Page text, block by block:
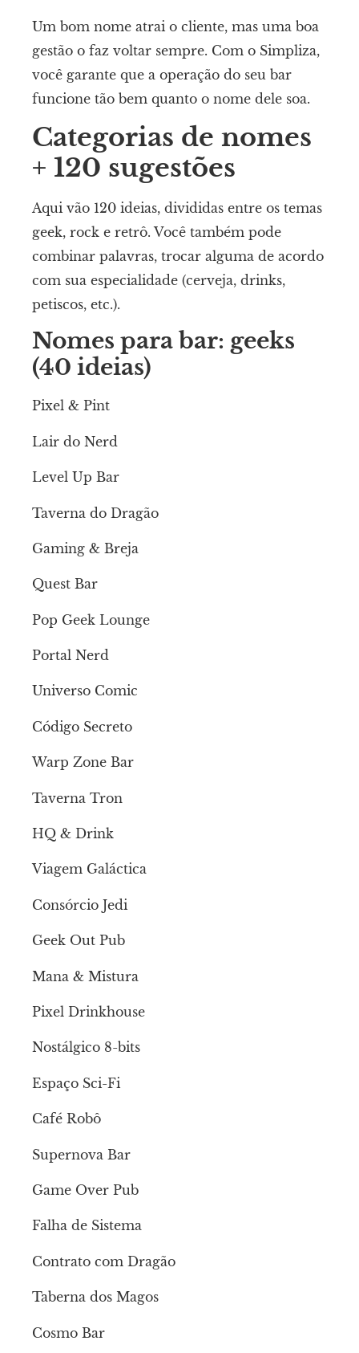
Um bom nome atrai o cliente, mas uma boa
gestão o faz voltar sempre. Com o Simpliza,
você garante que a operação do seu bar
funcione tão bem quanto o nome dele soa.
Categorias de nomes
+ 120 sugestões
Aqui vão 120 ideias, divididas entre os temas
geek, rock e retrô. Você também pode
combinar palavras, trocar alguma de acordo
com sua especialidade (cerveja, drinks,
petiscos, etc.).
Nomes para bar: geeks
(40 ideias)
Pixel & Pint
Lair do Nerd
Level Up Bar
Taverna do Dragão
Gaming & Breja
Quest Bar
Pop Geek Lounge
Portal Nerd
Universo Comic
Código Secreto
Warp Zone Bar
Taverna Tron
HQ & Drink
Viagem Galáctica
Consórcio Jedi
Geek Out Pub
Mana & Mistura
Pixel Drinkhouse
Nostálgico 8-bits
Espaço Sci-Fi
Café Robô
Supernova Bar
Game Over Pub
Falha de Sistema
Contrato com Dragão
Taberna dos Magos
Cosmo Bar